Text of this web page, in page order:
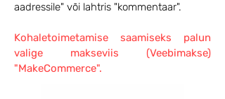
aadressile" või lahtris "kommentaar".
Kohaletoimetamise saamiseks palun
valige makseviis (Veebimakse)
"MakeCommerce".